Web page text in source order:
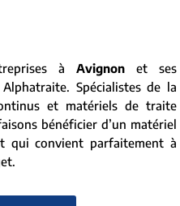
à Avignonet ses
Spécialistes de la
et matériels de traite
bénéficier d’un matériel
qui convient parfaitement à